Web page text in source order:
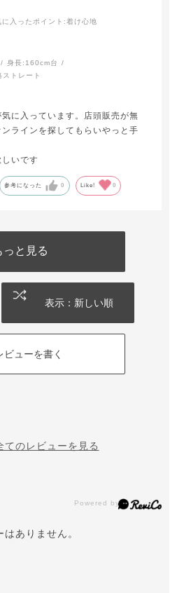
に入ったポイント :着け心地
身長: 160cm台
ストレート
に入っています。店頭販売が無
ラインを探してもらいやっと手
いです
参考になった 0 Like! 0
っと見る
表示：新しい順
ビューを書く
てのレビューを見る
はありません。